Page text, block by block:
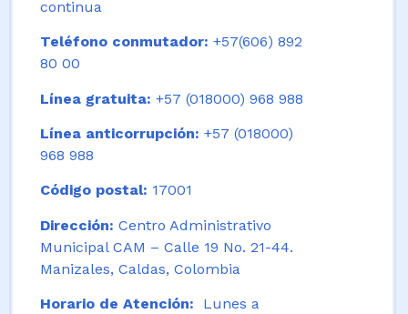
continua
Teléfono conmutador: +57(606) 892
80 00
Línea gratuita: +57 (018000) 968 988
Línea anticorrupción: +57 (018000)
968 988
Código postal: 17001
Dirección: Centro Administrativo
Municipal CAM – Calle 19 No. 21-44.
Manizales, Caldas, Colombia
Horario de Atención: Lunes a